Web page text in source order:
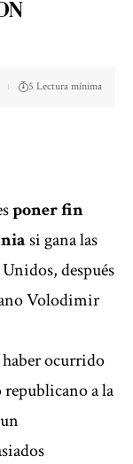
5 Lectura mínima
poner fin
si gana las
después
Volodimir
haber ocurrido
a la